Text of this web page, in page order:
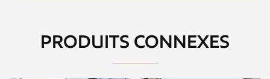
PRODUITS CONNEXES